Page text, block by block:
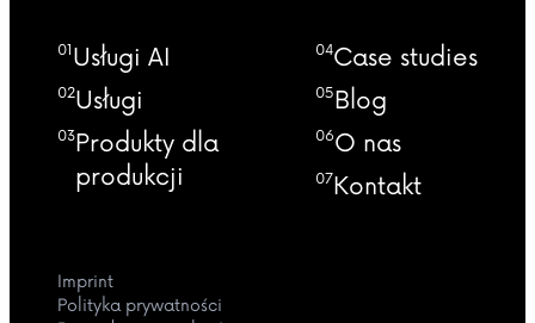
01 Usługi AI
02Usługi
03Produkty dla
produkcji
04Case studies
05Blog
06O nas
07Kontakt
Imprint
Polityka prywatności